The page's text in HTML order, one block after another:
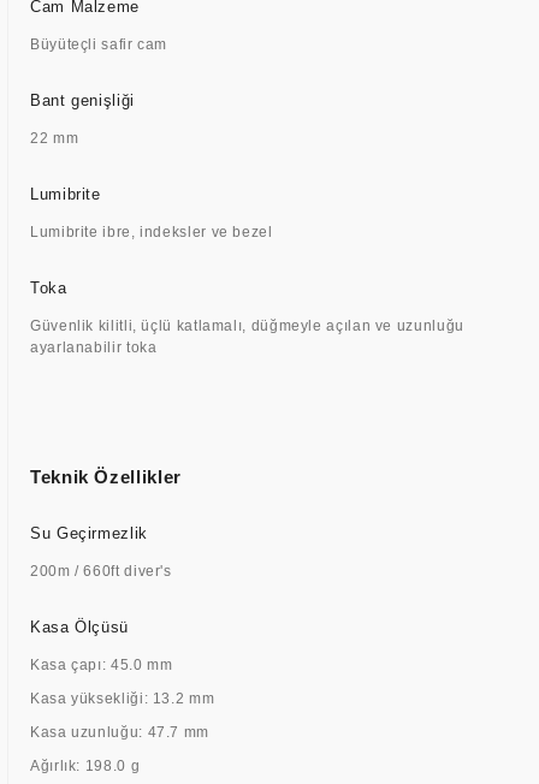
Cam Malzeme
Büyüteçli safir cam
Bant genişliği
22 mm
Lumibrite
Lumibrite ibre, indeksler ve bezel
Toka
Güvenlik kilitli, üçlü katlamalı, düğmeyle açılan ve uzunluğu
ayarlanabilir toka
Teknik Özellikler
Su Geçirmezlik
200m / 660ft diver's
Kasa Ölçüsü
Kasa çapı: 45.0 mm
Kasa yüksekliği: 13.2 mm
Kasa uzunluğu: 47.7 mm
Ağırlık: 198.0 g